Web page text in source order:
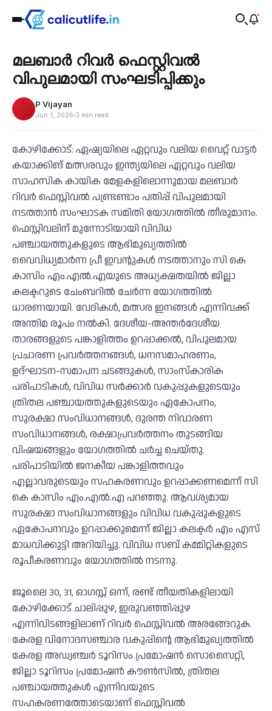
‹
Tourism
മലബാര്‍ റിവര്‍ ഫെസ്റ്റിവല്‍
വിപുലമായി സംഘടിപ്പിക്കും
P Vijayan
Jun 1, 2026 3 min read
കോഴിക്കോട്: ഏഷ്യയിലെ ഏറ്റവും വലിയ വൈറ്റ് വാട്ടര്‍
കയാക്കിങ് മത്സരവും ഇന്ത്യയിലെ ഏറ്റവും വലിയ
സാഹസിക കായിക മേളകളിലൊന്നുമായ മലബാര്‍
റിവര്‍ ഫെസ്റ്റിവല്‍ പണ്ട്രണ്ടാം പതിപ്പ് വിപുലമായി
നടത്താന്‍ സംഘാടക സമിതി യോഗത്തില്‍ തീരുമാനം.
ഫെസ്റ്റിവലിന് മുന്നോടിയായി വിവിധ
പഞ്ചായത്തുകളുടെ ആഭിമുഖ്യത്തില്‍
വൈവിധ്യമാര്‍ന്ന പ്രീ ഇവന്റുകള്‍ നടത്താനും സി കെ
കാസിം എം.എല്‍.എയുടെ അധ്യക്ഷതയില്‍ ജില്ലാ
കലക്ടറുടെ ചേംബറില്‍ ചേര്‍ന്ന യോഗത്തില്‍
ധാരണയായി. വേദികള്‍, മത്സര ഇനങ്ങള്‍ എന്നിവക്ക്
അന്തിമ രൂപം നല്‍കി. ദേശീയ-അന്തര്‍ദേശീയ
താരങ്ങളുടെ പങ്കാളിത്തം ഉറപ്പാക്കല്‍, വിപുലമായ
പ്രചാരണ പ്രവര്‍ത്തനങ്ങള്‍, ധനസമാഹരണം,
ഉദ്ഘാടന-സമാപന ചടങ്ങുകള്‍, സാംസ്‌കാരിക
പരിപാടികള്‍, വിവിധ സര്‍ക്കാര്‍ വകുപ്പുകളുടെയും
ത്രിതല പഞ്ചായത്തുകളുടെയും ഏകോപനം,
സുരക്ഷാ സംവിധാനങ്ങള്‍, ദുരന്ത നിവാരണ
സംവിധാനങ്ങള്‍, രക്ഷാപ്രവര്‍ത്തനം തുടങ്ങിയ
വിഷയങ്ങളും യോഗത്തില്‍ ചര്‍ച്ച ചെയ്തു.
പരിപാടിയില്‍ ജനകീയ പങ്കാളിത്തവും
എല്ലാവരുടെയും സഹകരണവും ഉറപ്പാക്കണമെന്ന് സി
കെ കാസിം എം.എല്‍.എ പറഞ്ഞു. ആവശ്യമായ
സുരക്ഷാ സംവിധാനങ്ങളും വിവിധ വകുപ്പുകളുടെ
ഏകോപനവും ഉറപ്പാക്കുമെന്ന് ജില്ലാ കലക്ടര്‍ എം എസ്
മാധവിക്കുട്ടി അറിയിച്ചു. വിവിധ സബ് കമ്മിറ്റികളുടെ
രൂപീകരണവും യോഗത്തില്‍ നടന്നു.
ജൂലൈ 30, 31, ഓഗസ്റ്റ് ഒന്ന്, രണ്ട് തീയതികളിലായി
കോഴിക്കോട് ചാലിപ്പുഴ, ഇരുവഞ്ഞിപ്പുഴ
എന്നിവിടങ്ങളിലാണ് റിവര്‍ ഫെസ്റ്റിവല്‍ അരങ്ങേറുക.
കേരള വിനോദസഞ്ചാര വകുപ്പിന്റെ ആഭിമുഖ്യത്തില്‍
കേരള അഡ്വഞ്ചര്‍ ടൂറിസം പ്രമോഷന്‍ സൊസൈറ്റി,
ജില്ലാ ടൂറിസം പ്രമോഷന്‍ കൗണ്‍സില്‍, ത്രിതല
പഞ്ചായത്തുകള്‍ എന്നിവയുടെ
സഹകരണത്തോടെയാണ് ഫെസ്റ്റിവല്‍